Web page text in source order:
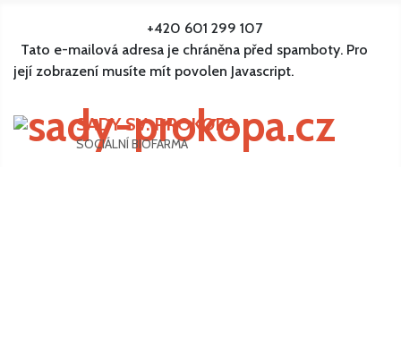
SADY SV. PROKOPA
SOCIÁLNÍ BIOFARMA
+420 601 299 107
Tato e-mailová adresa je chráněna před spamboty. Pro
její zobrazení musíte mít povolen Javascript.